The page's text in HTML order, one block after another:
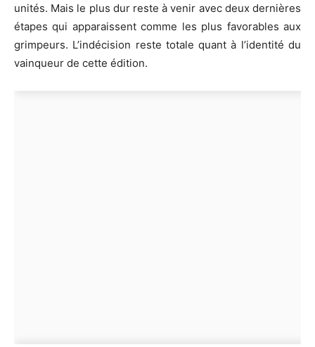
unités. Mais le plus dur reste à venir avec deux dernières
étapes qui apparaissent comme les plus favorables aux
grimpeurs. L’indécision reste totale quant à l’identité du
vainqueur de cette édition.